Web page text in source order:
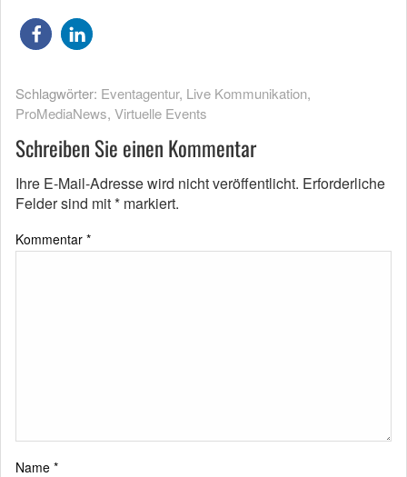
Schlagwörter: Eventagentur, Live Kommunikation,
ProMediaNews, Virtuelle Events
Schreiben Sie einen Kommentar
Ihre E-Mail-Adresse wird nicht veröffentlicht. Erforderliche
Felder sind mit* markiert.
Kommentar *
Name *